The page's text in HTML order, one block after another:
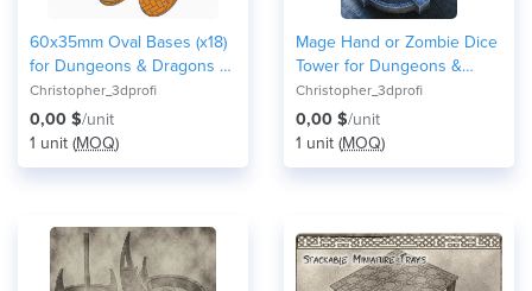
60x35mm Oval Bases (x18)
for Dungeons & Dragons or
Wahammer 40k tabletop
Miniatures
Christopher_3dprofi
0,00 $/unit
1 unit (MOQ)
Mage Hand or Zombie Dice
Tower for Dungeons &
Dragons, Warhammer or
Pathfinder
Christopher_3dprofi
0,00 $/unit
1 unit (MOQ)